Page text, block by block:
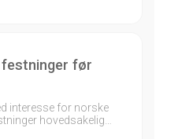
før
interesse for norske
hovedsakelig…